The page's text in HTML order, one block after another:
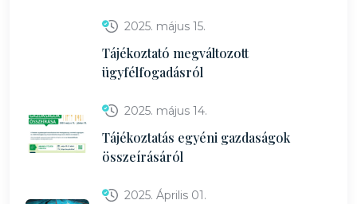
2025. május 15.
Tájékoztató megváltozott
ügyfélfogadásról
2025. május 14.
Tájékoztatás egyéni gazdaságok
összeírásáról
2025. Április 01.